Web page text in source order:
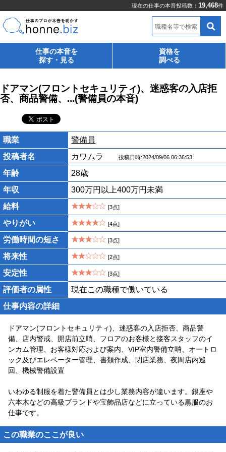
現在の仕事の本音投稿数： 19,468件
職種名等で検索
仕事の本音を
探す・見る
資格を
調べる
ドアマン(フロントセキュリティ)、迷惑客の入店拒
否、商品警備、...(警備員の本音)
職業
警備員
投稿者名
カワムラ 投稿日時:2024/09/06 06:36:53
年齢
28歳
年収
300万円以上400万円未満
給料
[3点]
やりがい [4点]
労働時間の短さ [3点]
将来性 [2点]
安定性 [3点]
評価者の属性
現在この職種で働いている
仕事内容の詳細
ドアマン(フロントセキュリティ)、迷惑客の入店拒否、商品警
備、店内警戒、開店前立哨、フロアのお客様と接客スタッフのイ
ンカム管理、お客様対応および案内、VIP室内警備立哨、オートロ
ック及びエレベーター管理、書類作成、閉店業務、夜間店内巡
回、機械警備設置
いわゆる制服を着た警備員とは少し業務内容が違います。銀座や
六本木などの高級ブランドや宝飾品店などに立っている黒服のお
仕事です。
この職業のここが良い